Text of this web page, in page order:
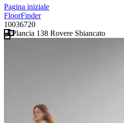
Pagina iniziale
FloorFinder
10036720